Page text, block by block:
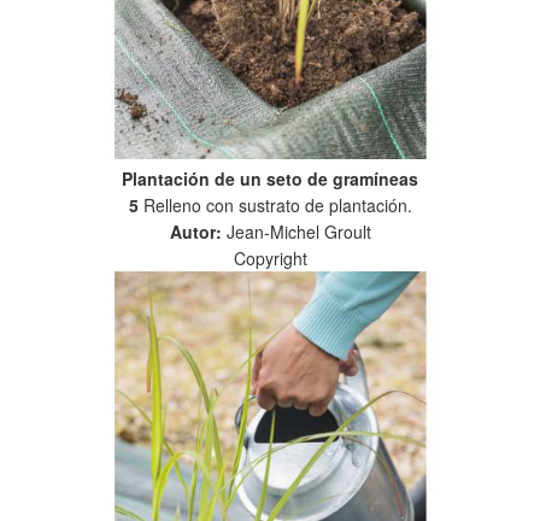
Plantación de un seto de gramíneas
5Relleno con sustrato de plantación.
Autor: Jean-Michel Groult
Copyright